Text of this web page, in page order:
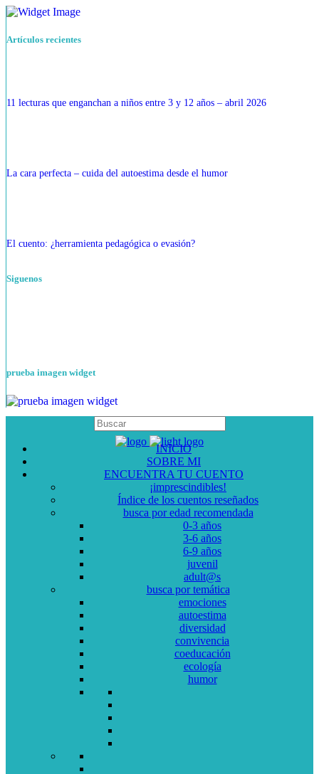
Artículos recientes
11 lecturas que enganchan a niños entre 3 y 12 años – abril 2026
La cara perfecta – cuida del autoestima desde el humor
El cuento: ¿herramienta pedagógica o evasión?
Siguenos
prueba imagen widget
INICIO
SOBRE MI
ENCUENTRA TU CUENTO
¡imprescindibles!
Índice de los cuentos reseñados
busca por edad recomendada
0-3 años
3-6 años
6-9 años
juvenil
adult@s
busca por temática
emociones
autoestima
diversidad
convivencia
coeducación
ecología
humor